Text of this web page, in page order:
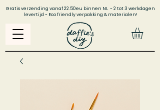
Gratis verzending vanaf 22.50eu binnen NL - 2 tot 3 werkdagen
levertijd - Eco friendly verpakking & materialen!